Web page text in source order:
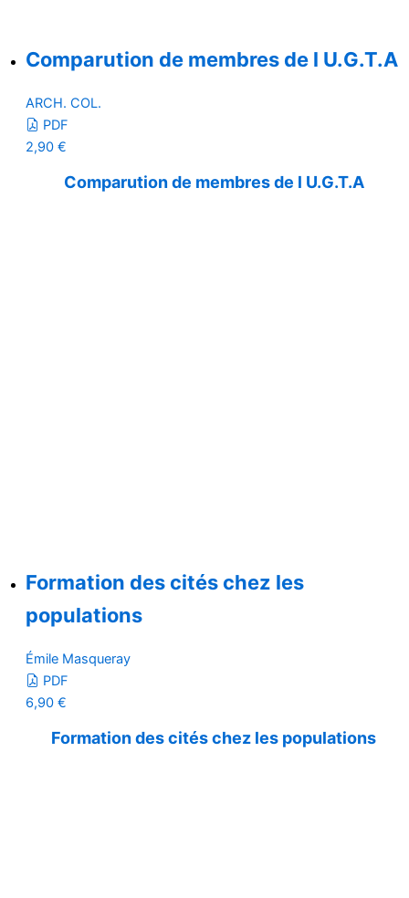
Comparution de membres de l U.G.T.A
ARCH. COL.
PDF
2,90 €
Comparution de membres de l U.G.T.A
Formation des cités chez les
populations
Émile Masqueray
PDF
6,90 €
Formation des cités chez les populations